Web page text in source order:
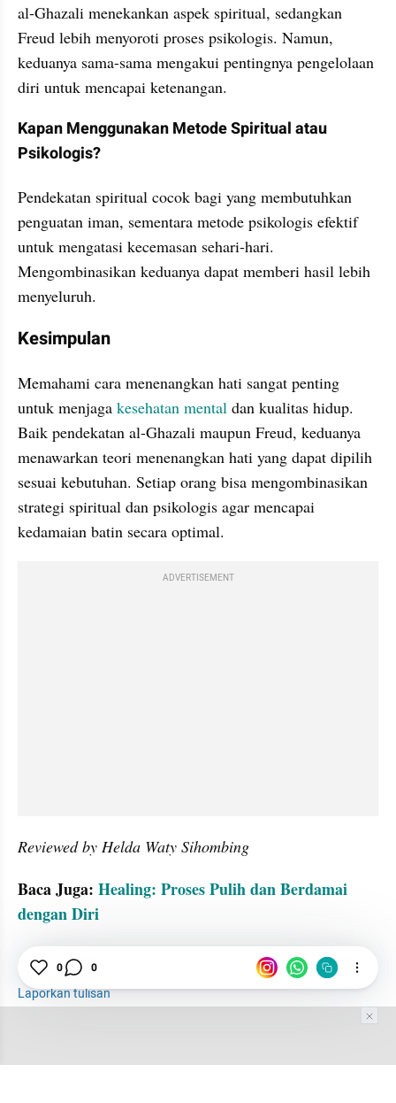
al-Ghazali menekankan aspek spiritual, sedangkan
Freud lebih menyoroti proses psikologis. Namun,
keduanya sama-sama mengakui pentingnya pengelolaan
diri untuk mencapai ketenangan.
Kapan Menggunakan Metode Spiritual atau
Psikologis?
Pendekatan spiritual cocok bagi yang membutuhkan
penguatan iman, sementara metode psikologis efektif
untuk mengatasi kecemasan sehari-hari.
Mengombinasikan keduanya dapat memberi hasil lebih
menyeluruh.
Kesimpulan
Memahami cara menenangkan hati sangat penting
untuk menjaga kesehatan mental dan kualitas hidup.
Baik pendekatan al-Ghazali maupun Freud, keduanya
menawarkan teori menenangkan hati yang dapat dipilih
sesuai kebutuhan. Setiap orang bisa mengombinasikan
strategi spiritual dan psikologis agar mencapai
kedamaian batin secara optimal.
ADVERTISEMENT
Reviewed by Helda Waty Sihombing
Baca Juga: Healing: Proses Pulih dan Berdamai
dengan Diri
Kesehatan Mental
Psikologi
Laporkan tulisan
0 0